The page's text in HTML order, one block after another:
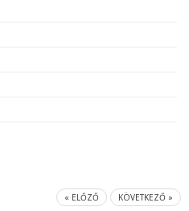
« ELŐZŐ KÖVETKEZŐ »